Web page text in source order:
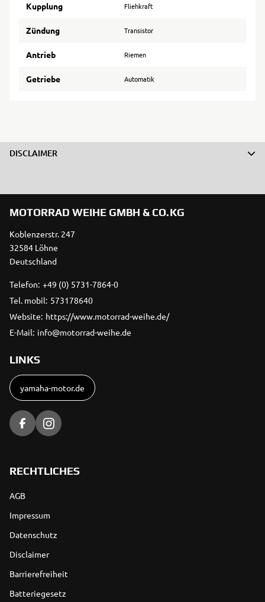
Kupplung Fliehkraft
Zündung Transistor
Antrieb Riemen
Getriebe Automatik
DISCLAIMER
MOTORRAD WEIHE GMBH & CO.KG
Koblenzerstr. 247
32584 Löhne
Deutschland
Telefon: +49 (0) 5731-7864-0
Tel. mobil: 573178640
Website: https://www.motorrad-weihe.de/
E-Mail: info@motorrad-weihe.de
LINKS
yamaha-motor.de
RECHTLICHES
AGB
Impressum
Datenschutz
Disclaimer
Barrierefreiheit
Batteriegesetz